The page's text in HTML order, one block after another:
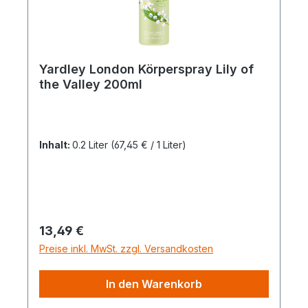
Yardley London Körperspray Lily of
the Valley 200ml
Inhalt: 0.2 Liter (67,45 € / 1 Liter)
Regulärer Preis:
13,49 €
Preise inkl. MwSt. zzgl. Versandkosten
In den Warenkorb